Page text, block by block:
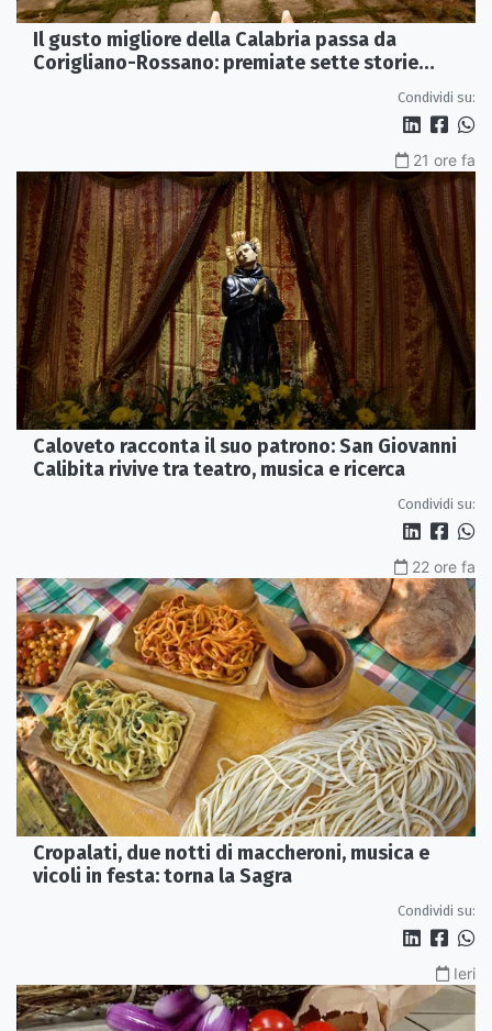
Il gusto migliore della Calabria passa da
Corigliano-Rossano: premiate sette storie
Condividi su:
21 ore fa
Caloveto racconta il suo patrono: San Giovanni
Calibita rivive tra teatro, musica e ricerca
Condividi su:
22 ore fa
Cropalati, due notti di maccheroni, musica e
vicoli in festa: torna la Sagra
Condividi su:
Ieri